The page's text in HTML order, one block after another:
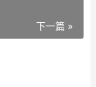
下一篇 »